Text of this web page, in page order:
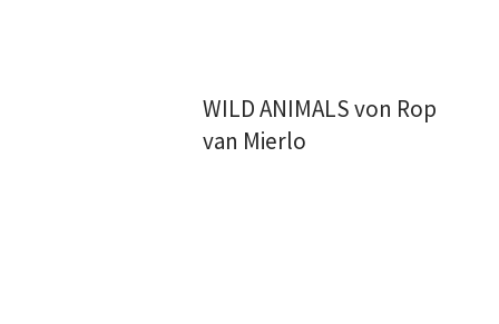
WILD ANIMALS von Rop
van Mierlo